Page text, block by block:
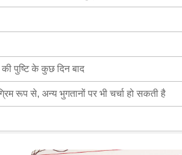
पुष्टि के कुछ दिन बाद
रूप से, अन्य भुगतानों पर भी चर्चा हो सकती है